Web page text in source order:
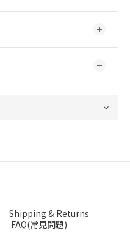
Shipping & Returns
FAQ(常見問題)